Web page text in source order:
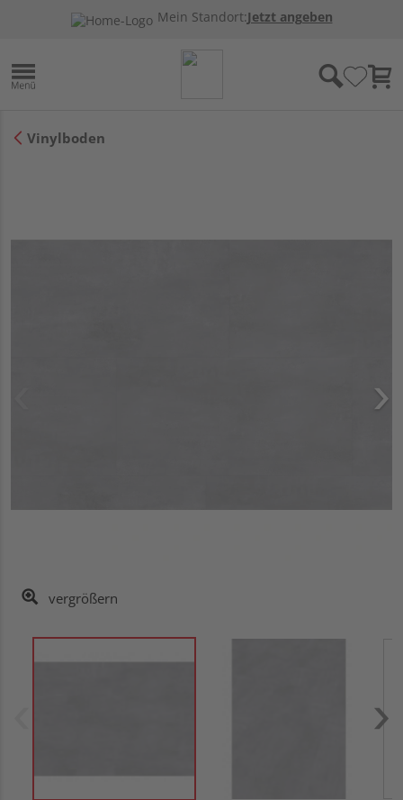
Mein Standort:Jetzt angeben
Vinylboden
vergrößern